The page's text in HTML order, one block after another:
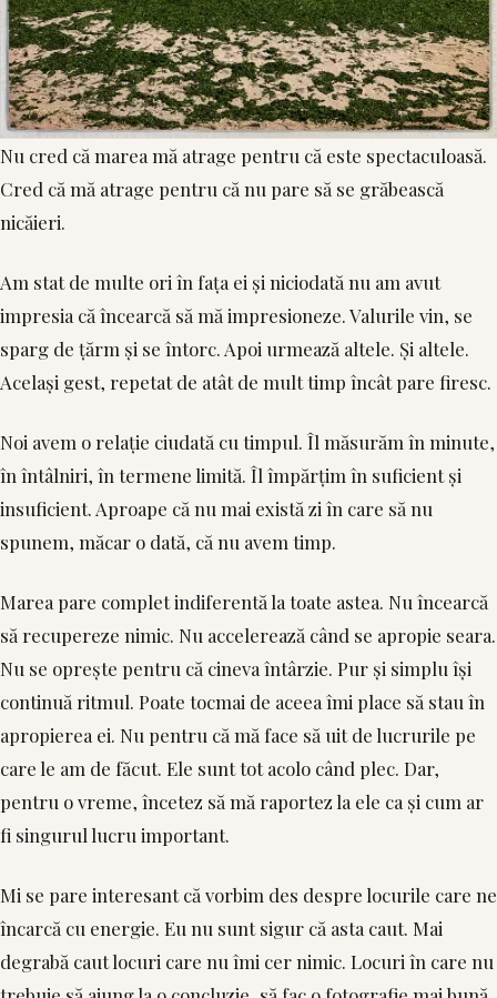
Nu cred că marea mă atrage pentru că este spectaculoasă.
Cred că mă atrage pentru că nu pare să se grăbească
nicăieri.
Am stat de multe ori în fața ei și niciodată nu am avut
impresia că încearcă să mă impresioneze. Valurile vin, se
sparg de țărm și se întorc. Apoi urmează altele. Și altele.
Același gest, repetat de atât de mult timp încât pare firesc.
Noi avem o relație ciudată cu timpul. Îl măsurăm în minute,
în întâlniri, în termene limită. Îl împărțim în suficient și
insuficient. Aproape că nu mai există zi în care să nu
spunem, măcar o dată, că nu avem timp.
Marea pare complet indiferentă la toate astea. Nu încearcă
să recupereze nimic. Nu accelerează când se apropie seara.
Nu se oprește pentru că cineva întârzie. Pur și simplu își
continuă ritmul. Poate tocmai de aceea îmi place să stau în
apropierea ei. Nu pentru că mă face să uit de lucrurile pe
care le am de făcut. Ele sunt tot acolo când plec. Dar,
pentru o vreme, încetez să mă raportez la ele ca și cum ar
fi singurul lucru important.
Mi se pare interesant că vorbim des despre locurile care ne
încarcă cu energie. Eu nu sunt sigur că asta caut. Mai
degrabă caut locuri care nu îmi cer nimic. Locuri în care nu